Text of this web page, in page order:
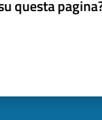
questa